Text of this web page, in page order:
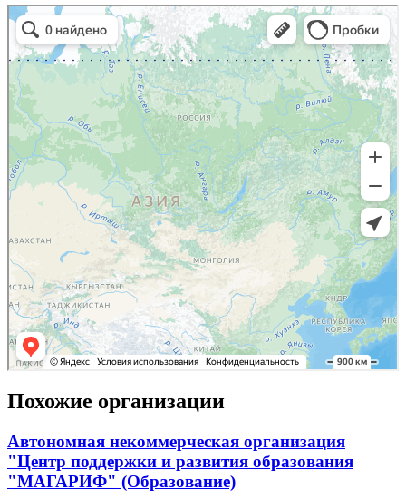
Похожие организации
Автономная некоммерческая организация
"Центр поддержки и развития образования
"МАГАРИФ" (Образование)